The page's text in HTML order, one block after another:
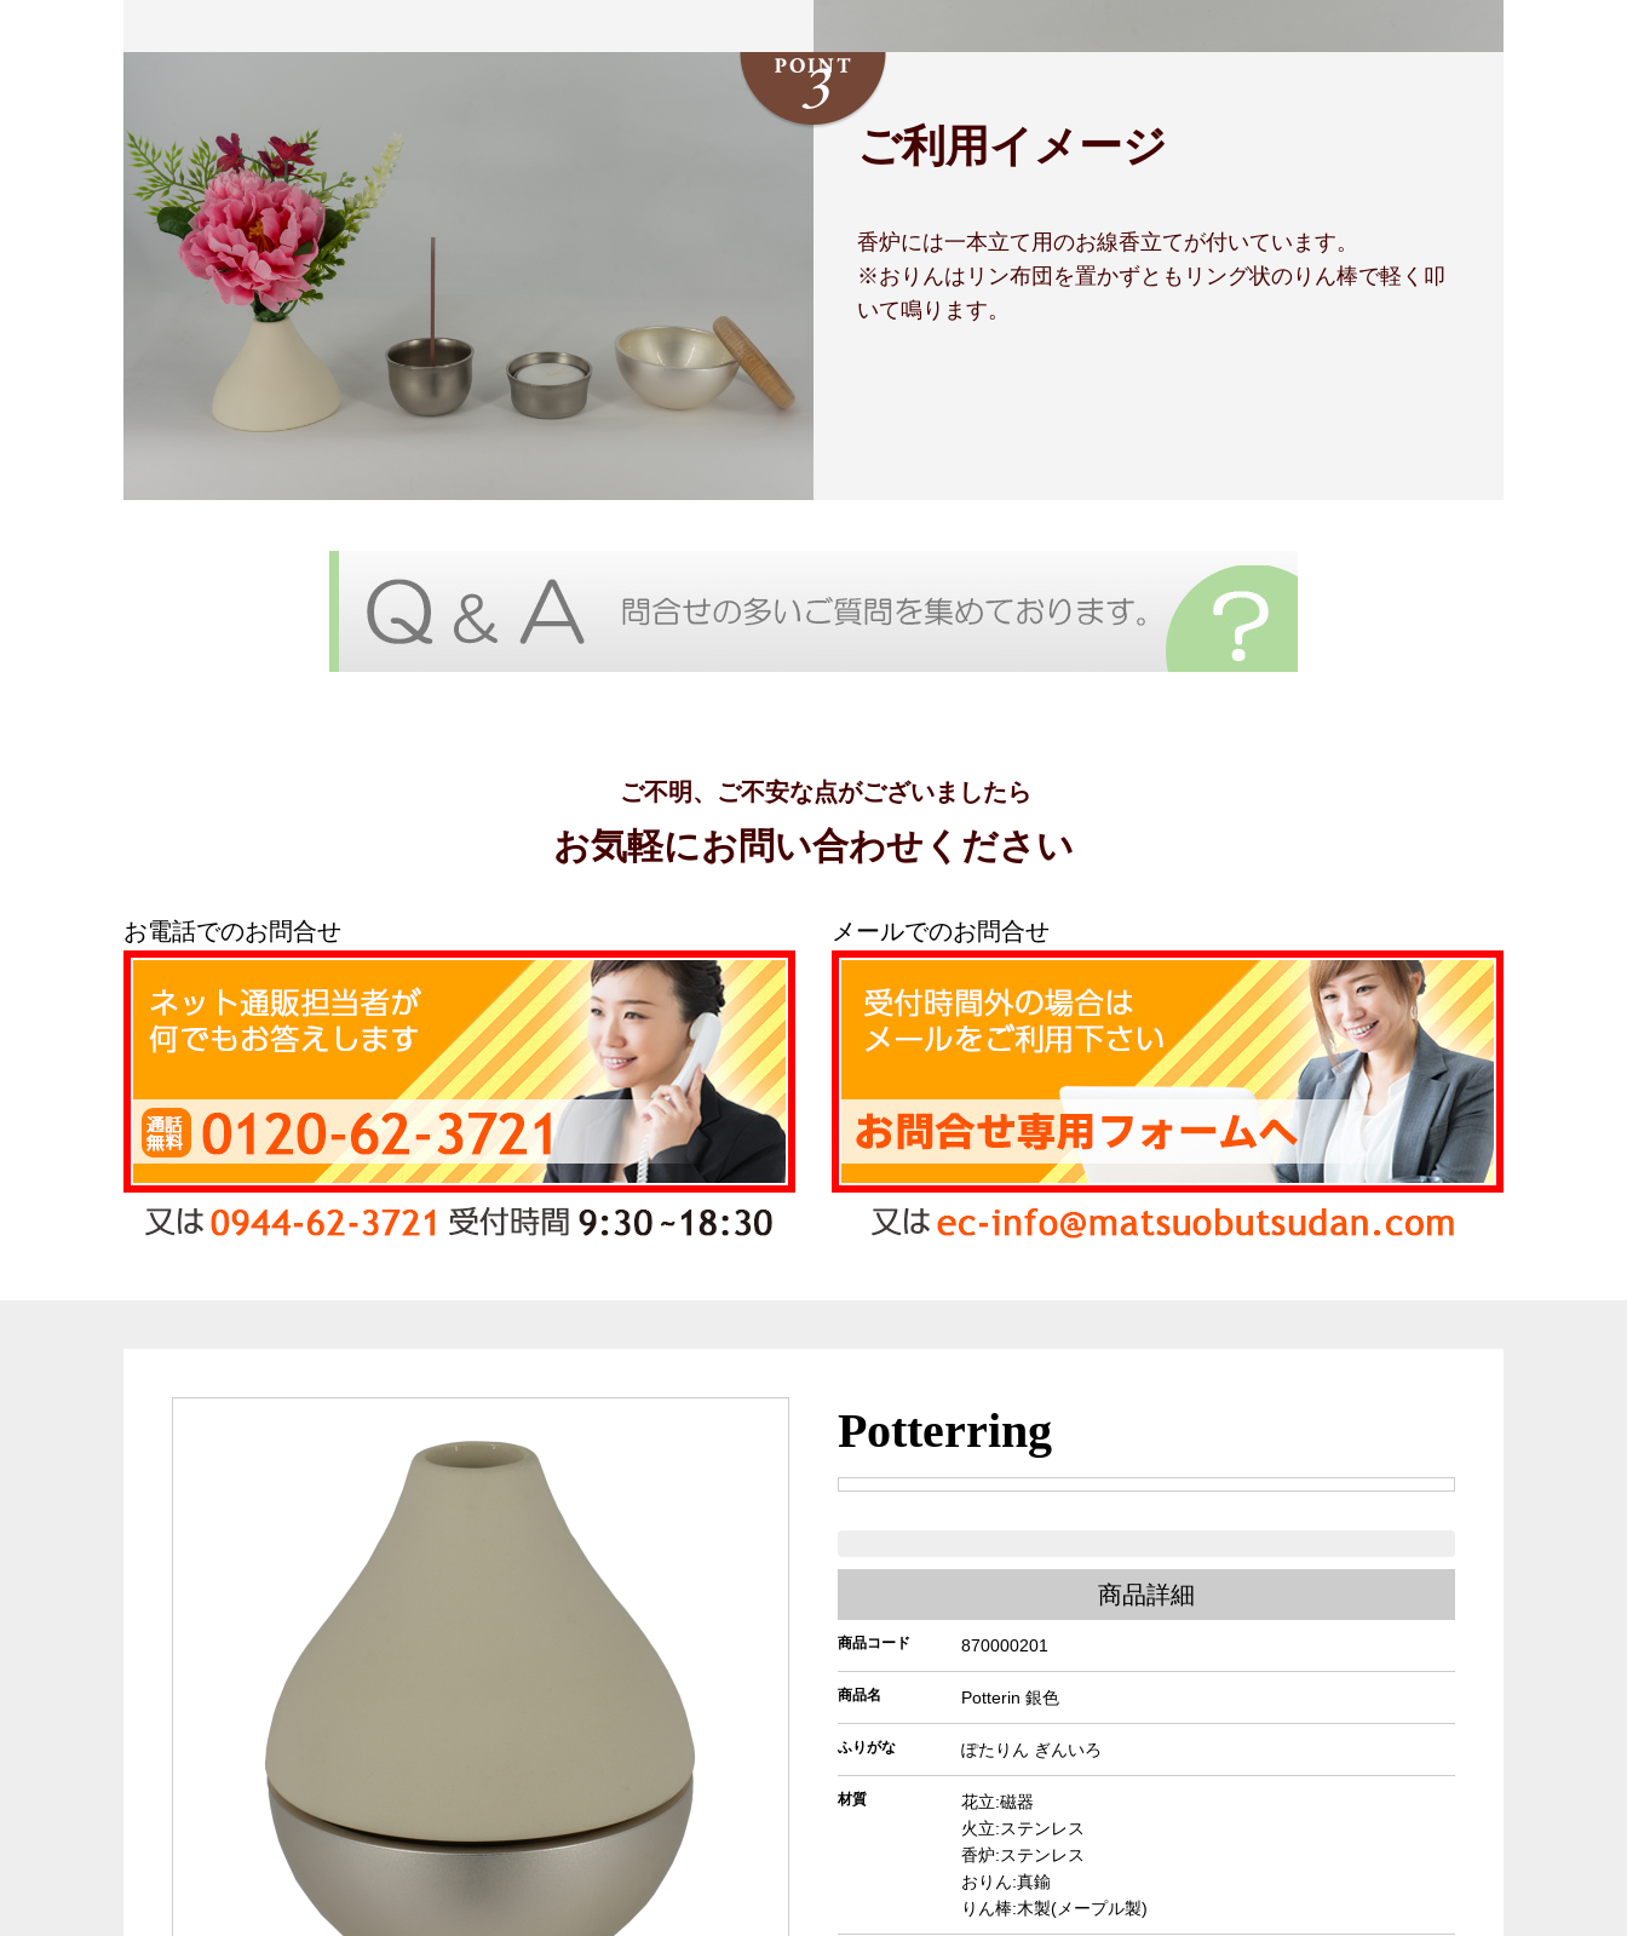
ご利用イメージ
香炉には一本立て用のお線香立てが付いています。
※おりんはリン布団を置かずともリング状のりん棒で軽く叩
いて鳴ります。
ご不明、ご不安な点がございましたら
お気軽にお問い合わせください
お電話でのお問合せ メールでのお問合せ
Potterring
商品詳細
商品コード 870000201
商品名 Potterin 銀色
ふりがな ぽたりん ぎんいろ
材質
花立:磁器
火立:ステンレス
香炉:ステンレス
おりん:真鍮
りん棒:木製(メープル製)